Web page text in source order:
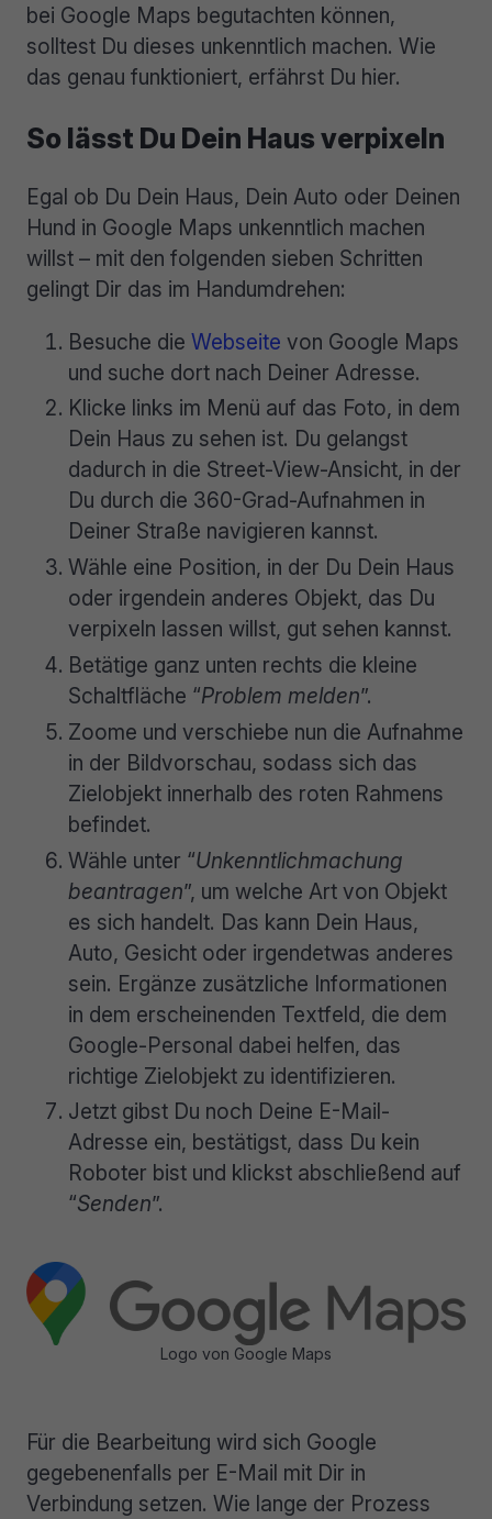
bei Google Maps begutachten können,
solltest Du dieses unkenntlich machen. Wie
das genau funktioniert, erfährst Du hier.
So lässt Du Dein Haus verpixeln
Egal ob Du Dein Haus, Dein Auto oder Deinen
Hund in Google Maps unkenntlich machen
willst – mit den folgenden sieben Schritten
gelingt Dir das im Handumdrehen:
Besuche dieWebseite von Google Maps
und suche dort nach Deiner Adresse.
Klicke links im Menü auf das Foto, in dem
Dein Haus zu sehen ist. Du gelangst
dadurch in die Street-View-Ansicht, in der
Du durch die 360-Grad-Aufnahmen in
Deiner Straße navigieren kannst.
Wähle eine Position, in der Du Dein Haus
oder irgendein anderes Objekt, das Du
verpixeln lassen willst, gut sehen kannst.
Betätige ganz unten rechts die kleine
Schaltfläche “Problem melden”.
Zoome und verschiebe nun die Aufnahme
in der Bildvorschau, sodass sich das
Zielobjekt innerhalb des roten Rahmens
befindet.
Wähle unter “Unkenntlichmachung
beantragen”, um welche Art von Objekt
es sich handelt. Das kann Dein Haus,
Auto, Gesicht oder irgendetwas anderes
sein. Ergänze zusätzliche Informationen
in dem erscheinenden Textfeld, die dem
Google-Personal dabei helfen, das
richtige Zielobjekt zu identifizieren.
Jetzt gibst Du noch Deine E-Mail-
Adresse ein, bestätigst, dass Du kein
Roboter bist und klickst abschließend auf
“Senden”.
Logo von Google Maps
Für die Bearbeitung wird sich Google
gegebenenfalls per E-Mail mit Dir in
Verbindung setzen. Wie lange der Prozess